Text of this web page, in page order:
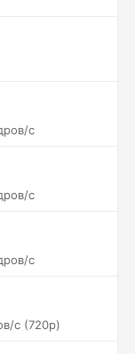
c
c
c
c (720p)